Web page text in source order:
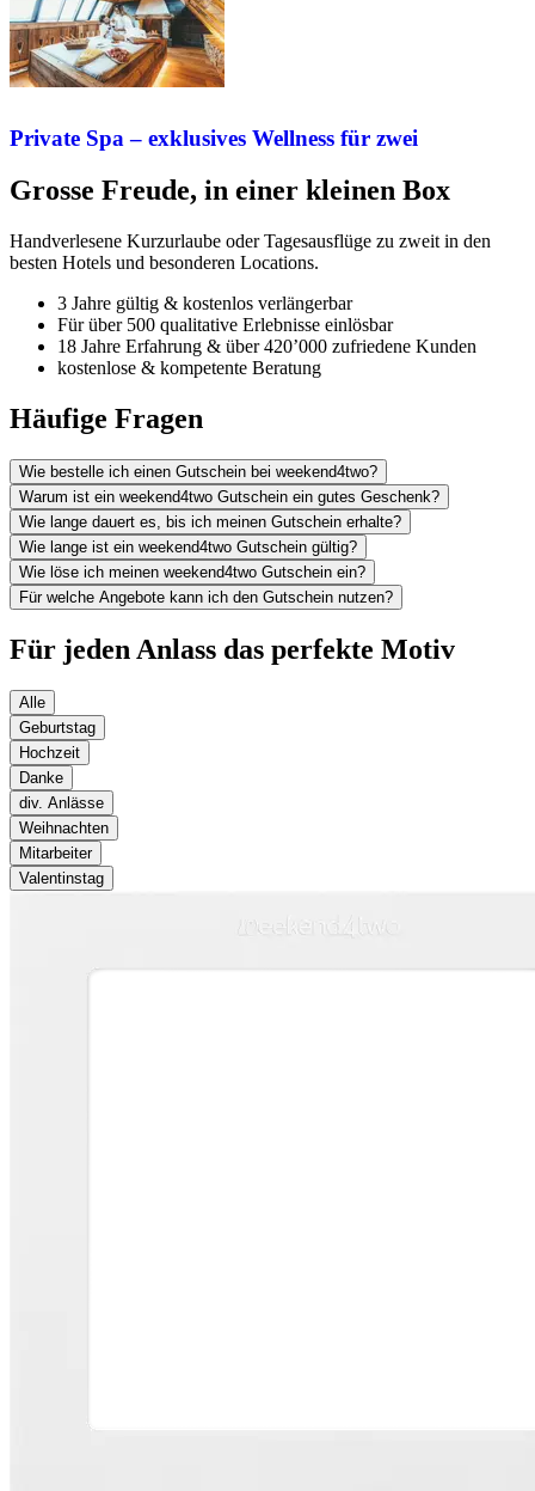
Private Spa – exklusives Wellness für zwei
Grosse Freude, in einer kleinen Box
Handverlesene Kurzurlaube oder Tagesausflüge zu zweit in den
besten Hotels und besonderen Locations.
3 Jahre gültig & kostenlos verlängerbar
Für über 500 qualitative Erlebnisse einlösbar
18 Jahre Erfahrung & über 420’000 zufriedene Kunden
kostenlose & kompetente Beratung
Häufige Fragen
Wie bestelle ich einen Gutschein bei weekend4two?
Warum ist ein weekend4two Gutschein ein gutes Geschenk?
Wie lange dauert es, bis ich meinen Gutschein erhalte?
Wie lange ist ein weekend4two Gutschein gültig?
Wie löse ich meinen weekend4two Gutschein ein?
Für welche Angebote kann ich den Gutschein nutzen?
Für jeden Anlass das perfekte Motiv
Alle
Geburtstag
Hochzeit
Danke
div. Anlässe
Weihnachten
Mitarbeiter
Valentinstag